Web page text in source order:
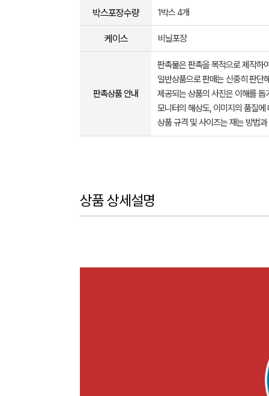
박스포장수량 1박스 4개
케이스 비닐포장
판촉상품 안내
판촉물은 판촉을 목적으로 제작하
일반상품으로 판매는 신중히 판단
제공되는 상품의 사진은 이해를
모니터의 해상도, 이미지의 품질
상품 규격 및 사이즈는 재는 방법
상품 상세설명